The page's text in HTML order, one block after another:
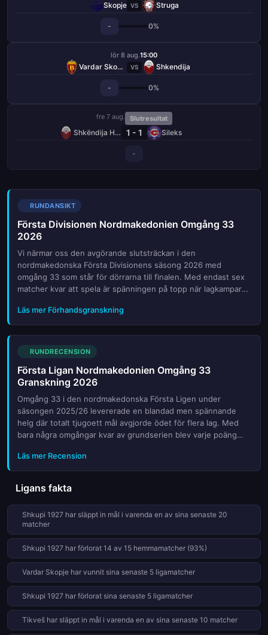
Skopje VS Struga
- 0%
lör 8 aug.15:00
Vardar Skopje VS Shkendija
- 0%
fre 7 aug. Slutresultat
Shkëndija Haraçinë 1 - 1 Sileks
-
RUNDANSIKT
Första Divisionen Nordmakedonien Omgång 33
2026
Vi närmar oss den avgörande slutsträckan i den
nordmakedonska Första Divisionens säsong 2026 med
omgång 33 som står för dörrarna till finalen. Med endast sex
matcher kvar att spela är spänningen på topp när lagkampar
förhandsgranskning ger dig en djupgående analys av de
viktigaste mötena, nyckelspelarens form och de taktiska
utmaningar som väntar. Vi belyser hur poängjägarna kan ta
hem avgörande tre poänger samt vilka överraskningar som
kan dyka upp på tabellen. Följ med oss medan vi granskar
statistik, skadebilder och expertutlåtanden för att ge dig den
bästa insikten inför veckans action. Missa inte chansen att få
full koll på vad som krävs för att säkra platsen i den
nordmakedonska fotbollseliten under denna kritiska period av
säsongen.
Läs mer Förhandsgranskning
RUNDRECENSION
Första Ligan Nordmakedonien Omgång 33
Granskning 2026
Omgång 33 i den nordmakedonska Första Ligen under
säsongen 2025/26 levererade en blandad men spännande
helg där totalt tjugoett mål avgjorde ödet för flera lag. Med
bara några omgångar kvar av grundserien blev varje poäng
undvek nedflyttningen. Vi granskar de viktigaste resultaten,
utmärkta prestationer och vändningar som präglade denna
avgörande omgång. Vilket lag tog ledningen? Vilken
överraskning väntade publiken? Läs vår kompletta genomgång
av alla matcher, statistik och expertanalyser som hjälper dig
att förstå hur tabellen ser ut inför den sista striden om titeln.
Läs mer Recension
Ligans fakta
Shkupi 1927 har släppt in mål i varenda en av sina senaste 20
matcher
Shkupi 1927 har förlorat 14 av 15 hemmamatcher (93%)
Vardar Skopje har vunnit sina senaste 5 ligamatcher
Shkupi 1927 har förlorat sina senaste 5 ligamatcher
Tikveš har släppt in mål i varenda en av sina senaste 10 matcher